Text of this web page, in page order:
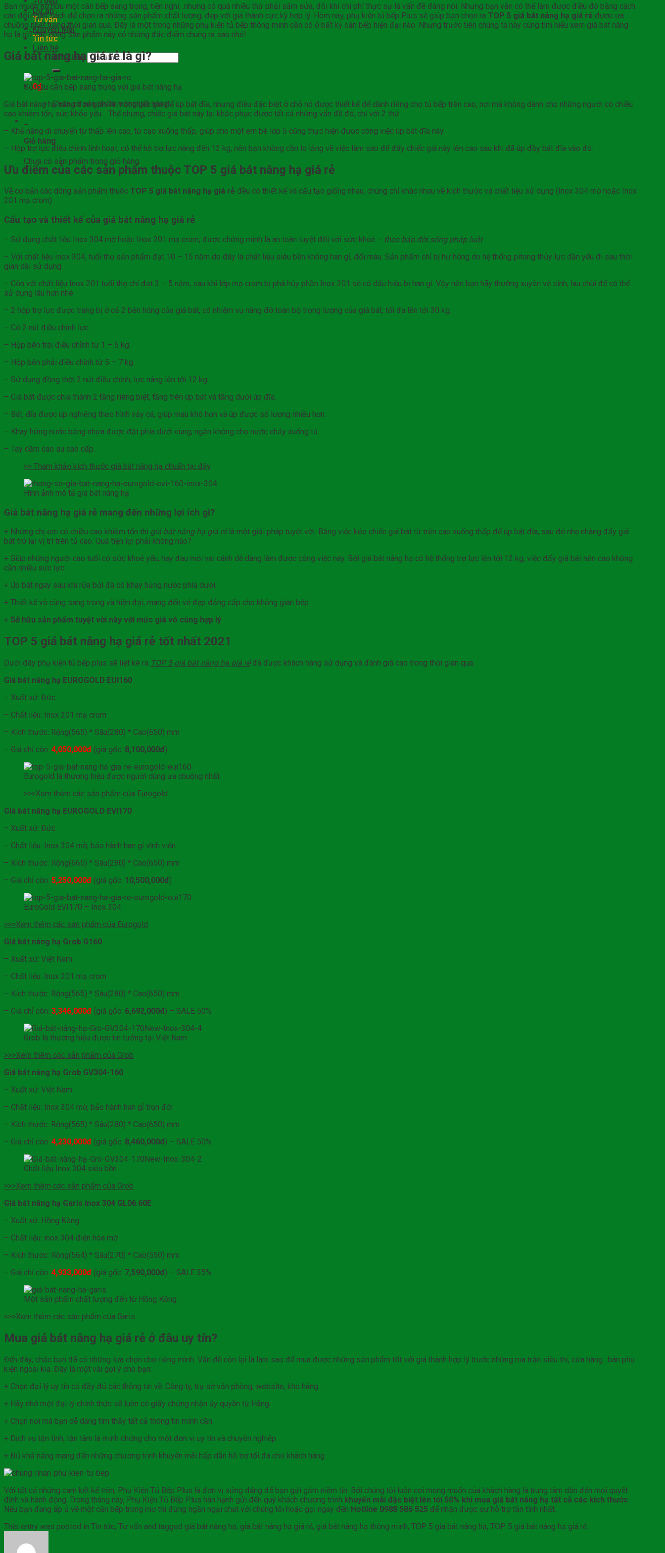
Dự án
Tư vấn
Khuyến Mại
Tin tức
Liên hệ
Tìm kiếm:
0₫ 0
Chưa có sản phẩm trong giỏ hàng.
Giỏ hàng
Chưa có sản phẩm trong giỏ hàng.
Bạn muốn sở hữu một căn bếp sang trọng, tiện nghi…nhưng có quá nhiều thứ phải sắm sửa, đôi khi chi phí thực sự là vấn đề đáng nói. Nhưng bạn vẫn có thể làm được điều đó bằng cách
cân đối ngân sách để chọn ra những sản phẩm chất lượng, đẹp với giá thành cực kỳ hợp lý. Hôm nay, phụ kiện tủ bếp Plus sẽ giúp bạn chọn ra TOP 5 giá bát nâng hạ giá rẻ được ưa
chuộng nhất trong thời gian qua. Đây là một trong những phụ kiện tủ bếp thông minh cần có ở bất kỳ căn bếp hiện đại nào. Nhưng trước tiên chúng ta hãy cùng tìm hiểu xem giá bát nâng
hạ là gì? các dòng sản phẩm này có những đặc điểm chung ra sao nhé!
Giá bát nâng hạ giá rẻ là gì?
Sở hữu căn bếp sang trọng với giá bát nâng hạ
Giá bát nâng hạ cũng đơn giản là một chiếc giá để úp bát đĩa, nhưng điều đặc biệt ở chỗ nó được thiết kế để dành riêng cho tủ bếp trên cao, nơi mà không dành cho những người có chiều
cao khiêm tốn, sức khỏe yếu… Thế nhưng, chiếc giá bát này lại khắc phục được tất cả những vấn đề đó, chỉ với 2 thứ:
– Khả năng di chuyển từ thấp lên cao, từ cao xuống thấp, giúp cho một em bé lớp 5 cũng thực hiện được công việc úp bát đĩa này.
– Hộp trợ lực điều chỉnh linh hoạt, có thể hỗ trợ lực nâng đến 12 kg, nên bạn không cần lo lắng về việc làm sao để đẩy chiếc giá này lên cao sau khi đã úp đầy bát đĩa vào đó.
Ưu điểm của các sản phẩm thuộc TOP 5 giá bát nâng hạ giá rẻ
Về cơ bản các dòng sản phẩm thuôc TOP 5 giá bát nâng hạ giá rẻ đều có thiết kế và cấu tạo giống nhau, chúng chỉ khác nhau về kích thước và chất liệu sử dụng (Inox 304 mờ hoặc Inox
201 mạ crom)
Cấu tạo và thiết kế của giá bát nâng hạ giá rẻ
– Sử dụng chất liệu Inox 304 mờ hoặc Inox 201 mạ crom, được chứng minh là an toàn tuyệt đối với sức khoẻ – theo báo đời sống pháp luật
– Với chất liệu Inox 304, tuổi thọ sản phẩm đạt 10 – 15 năm do đây là chất liệu siêu bền không han gỉ, đổi màu. Sản phẩm chỉ bị hư hỏng do hệ thống pitong thủy lực dần yếu đi sau thời
gian dài sử dụng.
– Còn với chất liệu Inox 201 tuổi thọ chỉ đạt 3 – 5 năm, sau khi lớp mạ crom bị phá hủy phần Inox 201 sẽ có dấu hiệu bị han gỉ. Vậy nên bạn hãy thường xuyên vệ sinh, lau chùi để có thể
sử dụng lâu hơn nhé.
– 2 hộp trợ lực được trang bị ở cả 2 bên hông của giá bát, có nhiệm vụ nâng đỡ toàn bộ trọng lượng của giá bát, tối đa lên tới 30 kg.
– Có 2 nút điều chỉnh lực.
– Hộp bên trái điều chỉnh từ 1 – 5 kg.
– Hộp bên phải điều chỉnh từ 5 – 7 kg.
– Sử dụng đồng thời 2 nút điều chỉnh, lực nâng lên tới 12 kg.
– Giá bát được chia thành 2 tầng riêng biệt, tầng trên úp bát và tầng dưới úp đĩa.
– Bát, đĩa được úp nghiêng theo hình vảy cá, giúp mau khô hơn và úp được số lượng nhiều hơn.
– Khay hứng nước bằng nhựa được đặt phía dưới cùng, ngăn không cho nước chảy xuống tủ.
– Tay cầm cao su cao cấp.
>> Tham khảo kích thước giá bát nâng hạ chuẩn tại đây
Hình ảnh mô tả giá bát nâng hạ
Giá bát nâng hạ giá rẻ mang đến những lợi ích gì?
+ Những chị em có chiều cao khiêm tốn thì giá bát nâng hạ giá rẻlà một giải pháp tuyệt vời. Bằng việc kéo chiếc giá bát từ trên cao xuống thấp để úp bát đĩa, sau đó nhẹ nhàng đẩy giá
bát trở lại vị trí trên tủ cao. Quá tiện lợi phải không nào?
+ Giúp những người cao tuổi có sức khoẻ yếu, hay đau mỏi vai cánh dễ dàng làm được công việc này. Bởi giá bát nâng hạ có hệ thống trợ lực lên tới 12 kg, việc đẩy giá bát nên cao không
cần nhiều sức lực.
+ Úp bát ngay sau khi rửa bởi đã có khay hứng nước phía dưới.
+ Thiết kế vô cùng sang trọng và hiện đại, mang đến vẻ đẹp đẳng cấp cho không gian bếp.
+ Sở hữu sản phẩm tuyệt vời này với mức giá vô cùng hợp lý
TOP 5 giá bát nâng hạ giá rẻ tốt nhất 2021
Dưới đây phụ kiện tủ bếp plus sẽ liệt kê ra TOP 5 giá bát nâng hạ giá rẻđã được khách hàng sử dụng và đánh giá cao trong thời gian qua.
Giá bát nâng hạ EUROGOLD EUI160
– Xuất xứ: Đức
– Chất liệu: Inox 201 mạ crom
– Kích thước: Rộng(565) * Sâu(280) * Cao(650) mm
– Giá chỉ còn: 4,050,000đ (giá gốc: 8,100,000đ)
Eurogold là thương hiệu được người dùng ưa chuộng nhất
>>>Xem thêm các sản phẩm của Eurogold
Giá bát nâng hạ EUROGOLD EVI170
– Xuất xứ: Đức
– Chất liệu: Inox 304 mờ, bảo hành han gỉ vĩnh viễn
– Kích thước: Rộng(665) * Sâu(280) * Cao(650) mm
– Giá chỉ còn: 5,250,000đ (giá gốc: 10,500,000đ)
EuroGold EVI170 – Inox 304
>>>Xem thêm các sản phẩm của Eurogold
Giá bát nâng hạ Grob G160
– Xuất xứ: Việt Nam
– Chất liệu: Inox 201 mạ crom
– Kích thước: Rộng(565) * Sâu(280) * Cao(650) mm
– Giá chỉ còn: 3,346,000đ (giá gốc: 6,692,000đ) – SALE 50%
Grob là thương hiệu được tin tưởng tại Việt Nam
>>>Xem thêm các sản phẩm của Grob
Giá bát nâng hạ Grob GV304-160
– Xuất xứ: Việt Nam
– Chất liệu: Inox 304 mờ, bảo hành han gỉ trọn đời
– Kích thước: Rộng(565) * Sâu(280) * Cao(650) mm
– Giá chỉ còn: 4,230,000đ (giá gốc: 8,460,000đ) – SALE 50%
Chất liệu Inox 304 siêu bền
>>>Xem thêm các sản phẩm của Grob
Giá bát nâng hạ Garis inox 304 GL06.60E
– Xuất xứ: Hồng Kông
– Chất liệu: inox 304 điện hóa mờ
– Kích thước: Rộng(564) * Sâu(270) * Cao(550) mm
– Giá chỉ còn: 4,933,000đ (giá gốc: 7,590,000đ) – SALE 35%
Một sản phẩm chất lượng đến từ Hồng Kông
>>>Xem thêm các sản phẩm của Garis
Mua giá bát nâng hạ giá rẻ ở đâu uy tín?
Đến đây, chắc bạn đã có những lựa chọn cho riêng mình. Vấn đề còn lại là làm sao để mua được những sản phẩm tốt với giá thành hợp lý trước những ma trận siêu thị, cửa hàng…bán phụ
kiện ngoài kia. Đây là một vài gợi ý cho bạn:
+ Chọn đại lý uy tín có đầy đủ các thông tin về: Công ty, trụ sở văn phòng, website, kho hàng…
+ Hãy nhớ một đại lý chính thức sẽ luôn có giấy chứng nhận ủy quyền từ Hãng.
+ Chọn nơi mà bạn dễ dàng tìm thấy tất cả thông tin mình cần.
+ Dịch vụ tận tình, tận tâm là minh chứng cho một đơn vị uy tín và chuyên nghiệp.
+ Đủ khả năng mang đến những chương trình khuyến mãi hấp dẫn hỗ trợ tối đa cho khách hàng.
Với tất cả những cam kết kể trên, Phụ Kiện Tủ Bếp Plus là đơn vị xứng đáng để bạn gửi gắm niềm tin. Bởi chúng tôi luôn coi mong muốn của khách hàng là trung tâm dẫn đến mọi quyết
định và hành động. Trong tháng này, Phụ Kiện Tủ Bếp Plus hân hạnh gửi đến quý khách chương trình khuyến mãi đặc biệt lên tới 50% khi mua giá bát nâng hạ tất cả các kích thước.
Nếu bạn đang ấp ủ về một căn bếp trong mơ thì đừng ngần ngại chat với chúng tôi hoặc gọi ngay đến Hotline 0988 586 525 để nhận được sự hỗ trợ tận tình nhất.
This entry was posted in Tin tức, Tư vấn and tagged giá bát nâng hạ, giá bát nâng hạ giá rẻ, giá bát nâng hạ thông minh, TOP 5 giá bát nâng hạ, TOP 5 giá bát nâng hạ giá rẻ.